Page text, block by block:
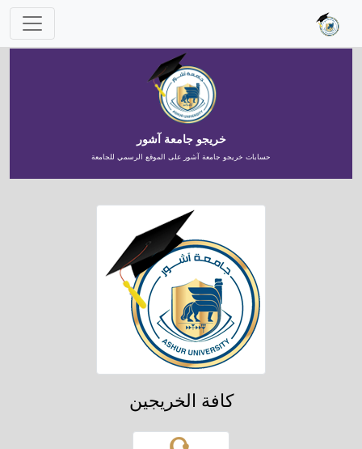
خريجو جامعة آشور
حسابات خريجو جامعة آشور على الموقع الرسمي للجامعة
كافة الخريجين